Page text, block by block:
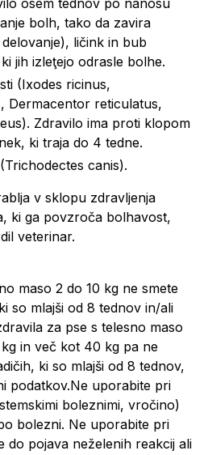
osem tednov po nanosu
bolh, tako da zavira
ličink in bub
jih izleţejo odrasle bolhe.
(Ixodes ricinus,
Dermacentor reticulatus,
Zdravilo ima proti klopom
ki traja do 4 tedne.
canis).
v sklopu zdravljenja
ki ga povzroča bolhavost,
veterinar.
maso 2 do 10 kg ne smete
so mlajši od 8 tednov in/ali
za pse s telesno maso
in več kot 40 kg pa ne
ki so mlajši od 8 tednov,
podatkov.Ne uporabite pri
boleznimi, vročino)
bolezni. Ne uporabite pri
do pojava neželenih reakcij ali